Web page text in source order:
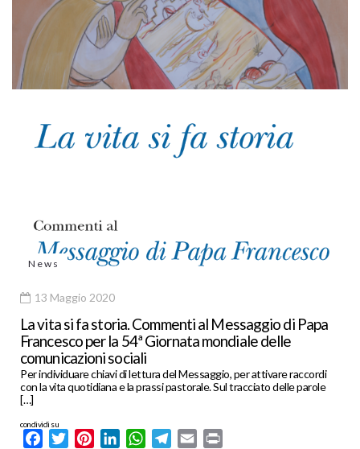
News
13 Maggio 2020
La vita si fa storia. Commenti al Messaggio di Papa
Francesco per la 54ª Giornata mondiale delle
comunicazioni sociali
Per individuare chiavi di lettura del Messaggio, per attivare raccordi
con la vita quotidiana e la prassi pastorale. Sul tracciato delle parole
[…]
condividi su
FacebookTwitterPinterestLinkedInWhatsApp
Telegram
Email